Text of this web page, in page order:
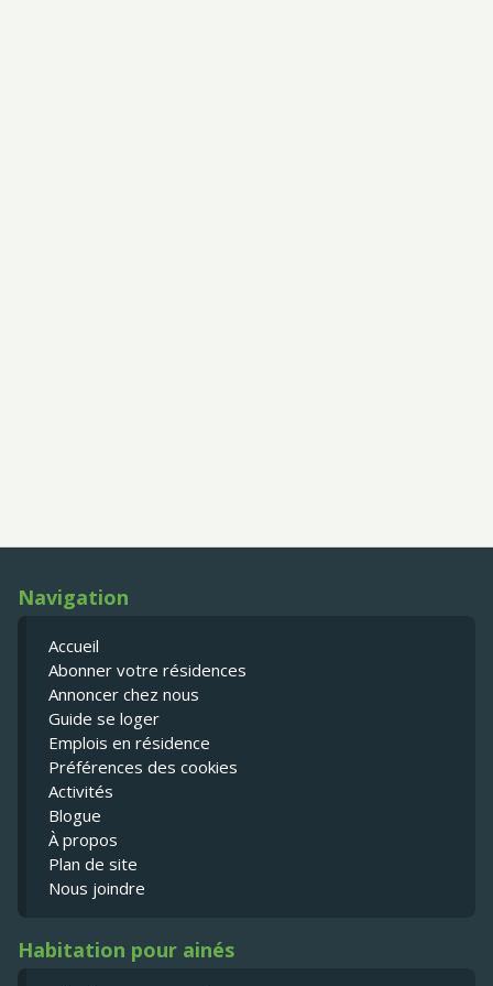
Navigation
Accueil
Abonner votre résidences
Annoncer chez nous
Guide se loger
Emplois en résidence
Préférences des cookies
Activités
Blogue
À propos
Plan de site
Nous joindre
Habitation pour ainés